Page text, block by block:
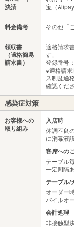
決済
宝（
料金備考 その他「
領収書
（適格簡易
請求書）
適格請求
す。
登録番号
※適格請
ス制度適
確認くださ
感染症対策
お客様への
取り組み
入店時
体調不良
に消毒液
客席への
テーブル
一定間隔
テーブル/
オーダー
バイルオ
会計処理
非接触型